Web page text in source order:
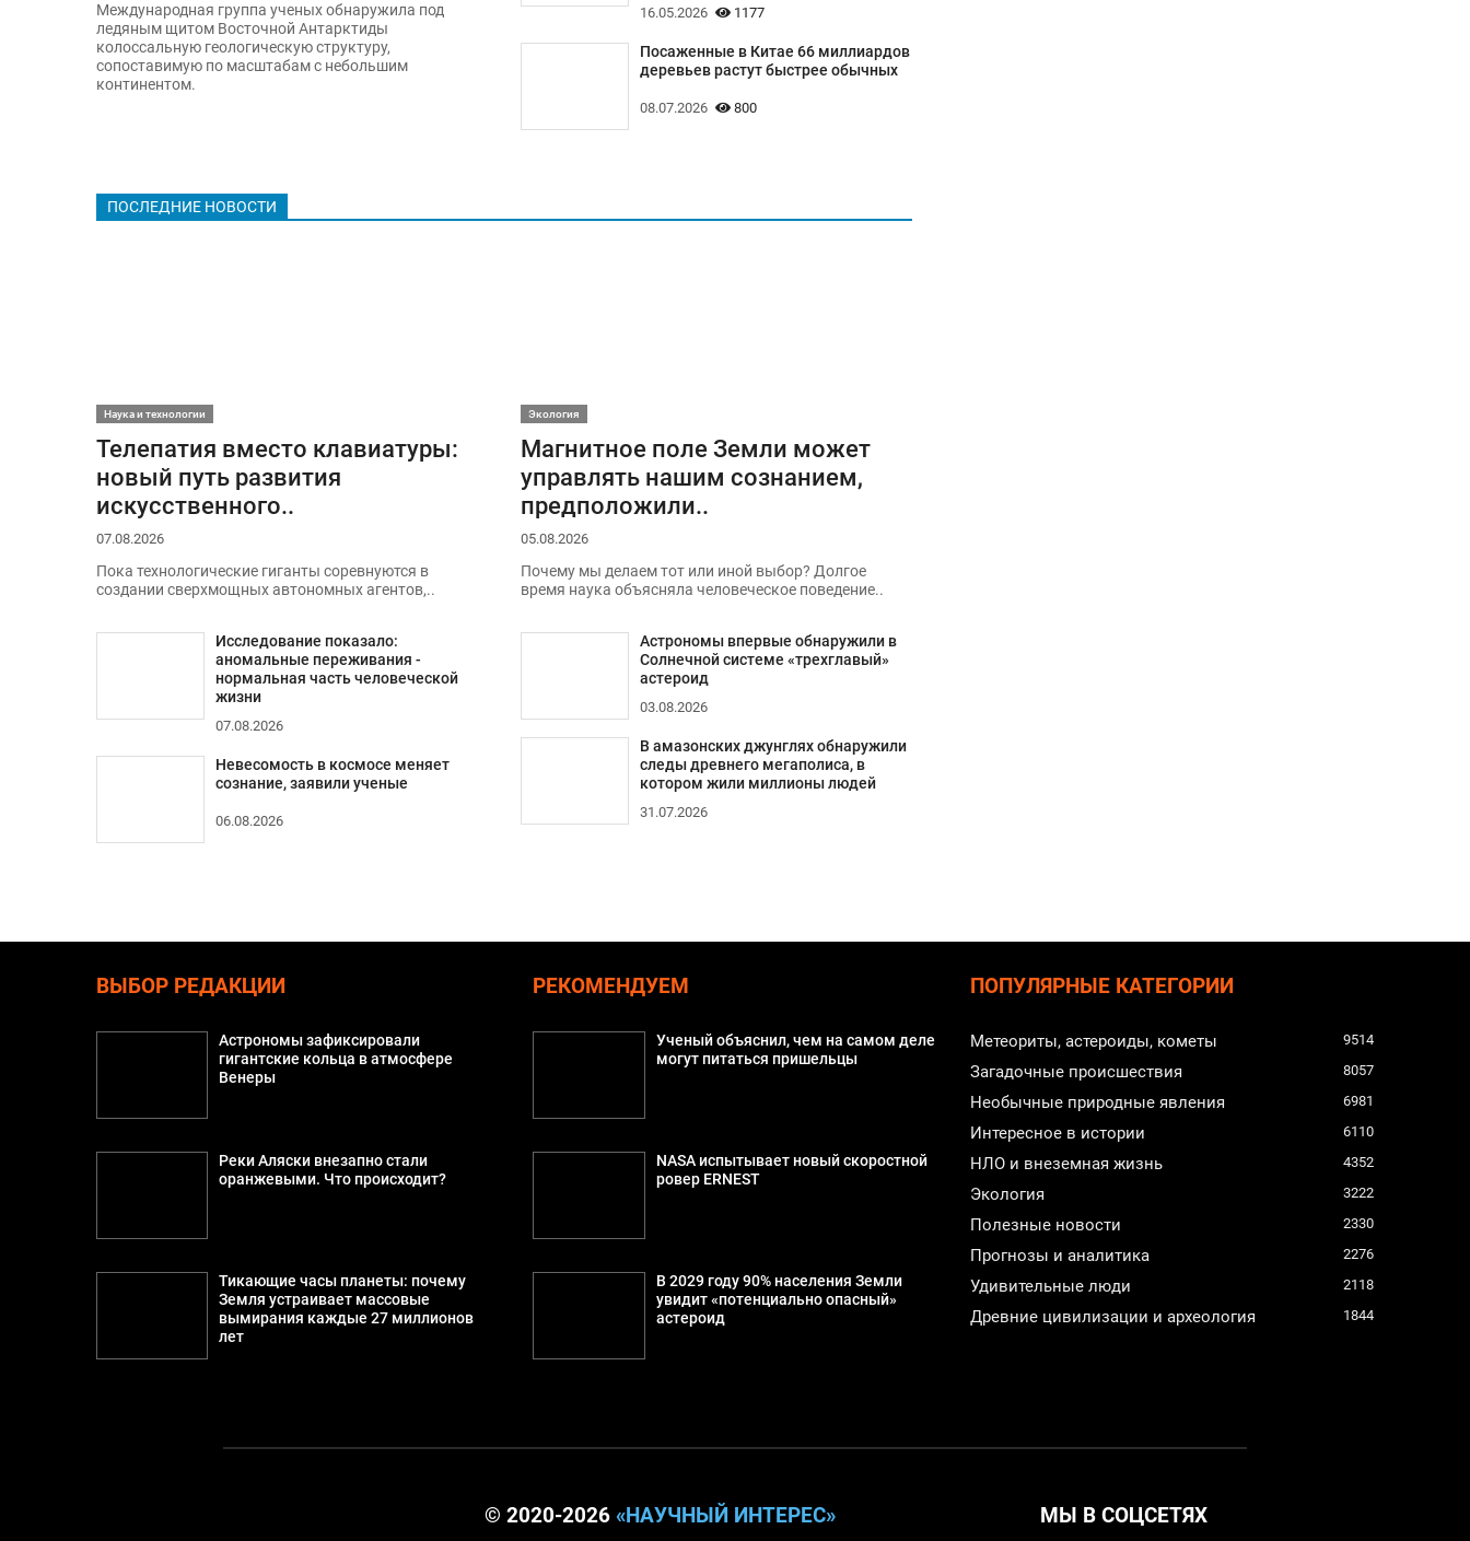
Международная группа ученых обнаружила под
ледяным щитом Восточной Антарктиды
колоссальную геологическую структуру,
сопоставимую по масштабам с небольшим
континентом.
16.05.2026 1177
Посаженные в Китае 66 миллиардов
деревьев растут быстрее обычных
08.07.2026 800
ПОСЛЕДНИЕ НОВОСТИ
Наука и технологии
Телепатия вместо клавиатуры:
новый путь развития
искусственного..
07.08.2026
Пока технологические гиганты соревнуются в
создании сверхмощных автономных агентов,..
Исследование показало:
аномальные переживания -
нормальная часть человеческой
жизни
07.08.2026
Невесомость в космосе меняет
сознание, заявили ученые
06.08.2026
Экология
Магнитное поле Земли может
управлять нашим сознанием,
предположили..
05.08.2026
Почему мы делаем тот или иной выбор? Долгое
время наука объясняла человеческое поведение..
Астрономы впервые обнаружили в
Солнечной системе «трехглавый»
астероид
03.08.2026
В амазонских джунглях обнаружили
следы древнего мегаполиса, в
котором жили миллионы людей
31.07.2026
ВЫБОР РЕДАКЦИИ
Астрономы зафиксировали
гигантские кольца в атмосфере
Венеры
Реки Аляски внезапно стали
оранжевыми. Что происходит?
Тикающие часы планеты: почему
Земля устраивает массовые
вымирания каждые 27 миллионов
лет
РЕКОМЕНДУЕМ
Ученый объяснил, чем на самом деле
могут питаться пришельцы
NASA испытывает новый скоростной
ровер ERNEST
В 2029 году 90% населения Земли
увидит «потенциально опасный»
астероид
ПОПУЛЯРНЫЕ КАТЕГОРИИ
Метеориты, астероиды, кометы 9514
Загадочные происшествия 8057
Необычные природные явления 6981
Интересное в истории 6110
НЛО и внеземная жизнь 4352
Экология 3222
Полезные новости 2330
Прогнозы и аналитика 2276
Удивительные люди 2118
Древние цивилизации и археология 1844
© 2020-2026 «НАУЧНЫЙ ИНТЕРЕС» МЫ В СОЦСЕТЯХ